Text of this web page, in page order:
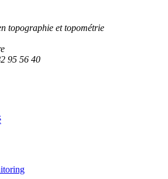
topographie et topométrie
95 56 40